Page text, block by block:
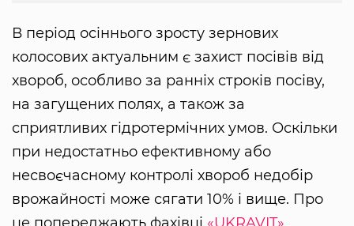
В період осіннього зросту зернових
колосових актуальним є захист посівів від
хвороб, особливо за ранніх строків посіву,
на загущених полях, а також за
сприятливих гідротермічних умов. Оскільки
при недостатньо ефективному або
несвоєчасному контролі хвороб недобір
врожайності може сягати 10% і вище. Про
це попереджають фахівці «UKRAVIT».